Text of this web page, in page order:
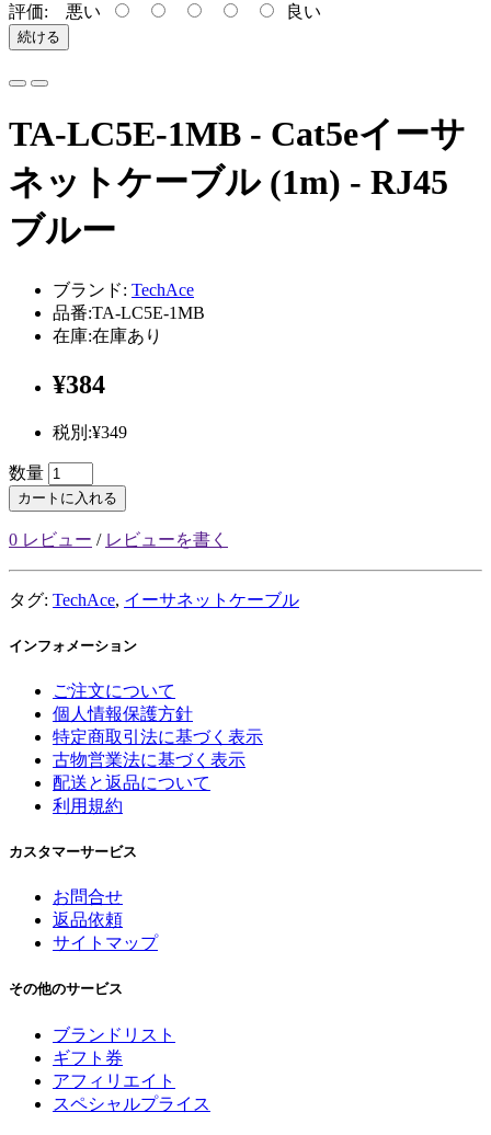
評価: 悪い 良い
続ける
TA-LC5E-1MB - Cat5eイーサ
ネットケーブル (1m) - RJ45
ブルー
ブランド: TechAce
品番:TA-LC5E-1MB
在庫:在庫あり
¥384
税別:¥349
数量
カートに入れる
0 レビュー / レビューを書く
タグ: TechAce, イーサネットケーブル
インフォメーション
ご注文について
個人情報保護方針
特定商取引法に基づく表示
古物営業法に基づく表示
配送と返品について
利用規約
カスタマーサービス
お問合せ
返品依頼
サイトマップ
その他のサービス
ブランドリスト
ギフト券
アフィリエイト
スペシャルプライス